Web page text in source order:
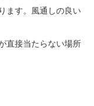
ます。風通しの良い
直接当たらない場所